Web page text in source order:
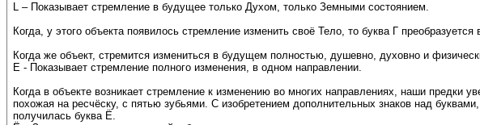
L – Показывает стремление в будущее только Духом, только Земными состоянием.
Когда, у этого объекта появилось стремление изменить своё Тело, то буква Г
Когда же объект, стремится измениться в будущем полностью, душевно, духовно и
Е - Показывает стремление полного изменения, в одном направлении.
Когда в объекте возникает стремление к изменению во многих направлениях, наши предки
похожая на ресчёску, с пятью зубьями. С изобретением дополнительных знаков над
получилась буква Ё.